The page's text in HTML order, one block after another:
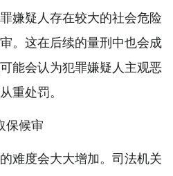
嫌疑人存在较大的社会危险
。这在后续的量刑中也会成
能会认为犯罪嫌疑人主观恶
重处罚。
保候审
难度会大大增加。司法机关